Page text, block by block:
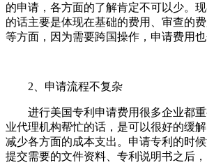
的申请，各方面的了解肯定不可以少。
的话主要是体现在基础的费用、审查的
等方面，因为需要跨国操作，申请费用也
2、申请流程不复杂
进行美国专利申请费用很多企业都重
业代理机构帮忙的话，是可以很好的缓
减少各方面的成本支出。申请专利的时
提交需要的文件资料、专利说明书之后，